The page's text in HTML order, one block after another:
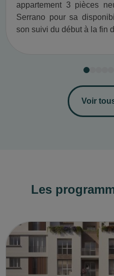
appartement 3 pièces
Serrano pour sa
son suivi du début à la fin
Voir
Les